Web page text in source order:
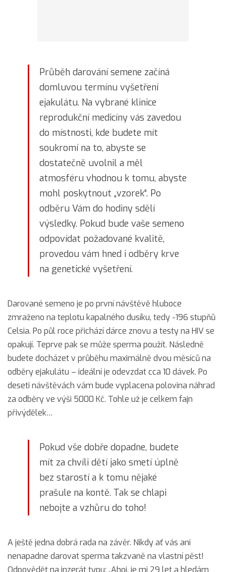
Průběh darování semene začíná
domluvou termínu vyšetření
ejakulátu. Na vybrané klinice
reprodukční medicíny vás zavedou
do místnosti, kde budete mít
soukromí na to, abyste se
dostatečně uvolnil a měl
atmosféru vhodnou k tomu, abyste
mohl poskytnout „vzorek“. Po
odběru Vám do hodiny sdělí
výsledky. Pokud bude vaše semeno
odpovídat požadované kvalitě,
provedou vám hned i odběry krve
na genetické vyšetření.
Darované semeno je po první návštěvě hluboce
zmraženo na teplotu kapalného dusíku, tedy -196 stupňů
Celsia. Po půl roce přichází dárce znovu a testy na HIV se
opakují. Teprve pak se může sperma použít. Následně
budete docházet v průběhu maximálně dvou měsíců na
odběry ejakulátu – ideální je odevzdat cca 10 dávek. Po
deseti návštěvách vám bude vyplacena polovina náhrad
za odběry ve výši 5000 Kč. Tohle už je celkem fajn
přivýdělek…
Pokud vše dobře dopadne, budete
mít za chvíli dětí jako smetí úplně
bez starostí a k tomu nějaké
prašule na kontě. Tak se chlapi
nebojte a vzhůru do toho!
A ještě jedna dobrá rada na závěr. Nikdy ať vás ani
nenapadne darovat sperma takzvaně na vlastní pěst!
Odpovědět na inzerát typu: „Ahoj, je mi 29 let a hledám